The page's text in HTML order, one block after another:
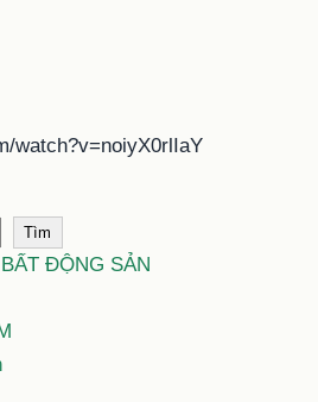
watch?v=noiyX0rlIaY
Tìm
ĐỘNG SẢN